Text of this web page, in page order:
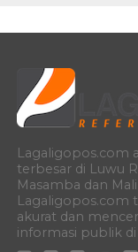
Lagaligopos.com
terbesar di Luwu
Masamba dan
Lagaligopos.com
akurat dan
informasi publik di